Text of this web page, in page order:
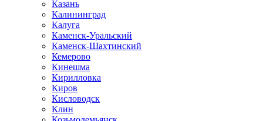
Казань
Калининград
Калуга
Каменск-Уральский
Каменск-Шахтинский
Кемерово
Кинешма
Кирилловка
Киров
Кисловодск
Клин